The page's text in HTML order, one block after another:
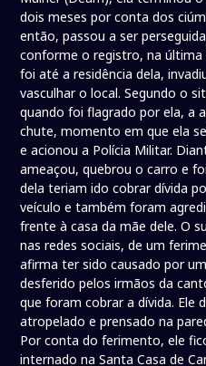
dois meses por conta dos
então, passou a ser
conforme o registro, na última
foi até a residência dela,
vasculhar o local. Segundo o
quando foi flagrado por ela, a
chute, momento em que ela
e acionou a Polícia Militar.
ameaçou, quebrou o carro e
dela teriam ido cobrar dívida
veículo e também foram
frente à casa da mãe dele. O
nas redes sociais, de um
afirma ter sido causado por
desferido pelos irmãos da
que foram cobrar a dívida. Ele
atropelado e prensado na
Por conta do ferimento, ele
internado na Santa Casa de